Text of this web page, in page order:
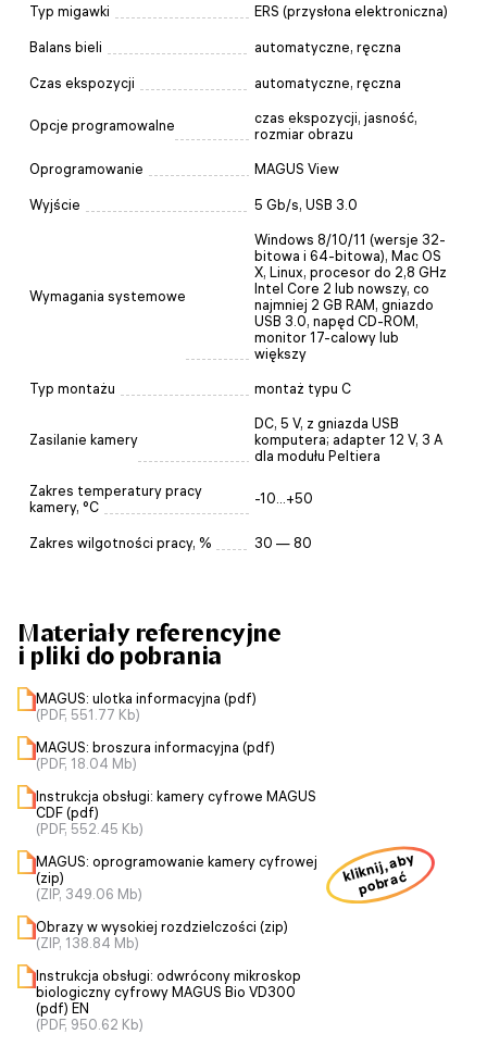
Typ migawki ERS (przysłona elektroniczna)
Balans bieli automatyczne, ręczna
Czas ekspozycji automatyczne, ręczna
Opcje programowalne
czas ekspozycji, jasność,
rozmiar obrazu
Oprogramowanie MAGUS View
Wyjście 5 Gb/s, USB 3.0
Wymagania systemowe
Windows 8/10/11 (wersje 32-
bitowa i 64-bitowa), Mac OS
X, Linux, procesor do 2,8 GHz
Intel Core 2 lub nowszy, co
najmniej 2 GB RAM, gniazdo
USB 3.0, napęd CD-ROM,
monitor 17-calowy lub
większy
Typ montażu montaż typu C
Zasilanie kamery
DC, 5 V, z gniazda USB
komputera; adapter 12 V, 3 A
dla modułu Peltiera
Zakres temperatury pracy
kamery, °C
-10...+50
Zakres wilgotności pracy, % 30 — 80
Materiały referencyjne
i pliki do pobrania
MAGUS: ulotka informacyjna (pdf)
(PDF, 551.77 Kb)
MAGUS: broszura informacyjna (pdf)
(PDF, 18.04 Mb)
Instrukcja obsługi: kamery cyfrowe MAGUS
CDF (pdf)
(PDF, 552.45 Kb)
MAGUS: oprogramowanie kamery cyfrowej
(zip)
(ZIP, 349.06 Mb)
Obrazy w wysokiej rozdzielczości (zip)
(ZIP, 138.84 Mb)
Instrukcja obsługi: odwrócony mikroskop
biologiczny сyfrowy MAGUS Bio VD300
(pdf) EN
(PDF, 950.62 Kb)
kliknij, aby
pobrać